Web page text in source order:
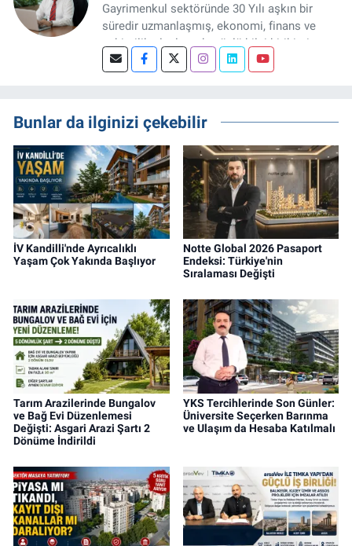
Gayrimenkul sektöründe 30 Yılı aşkın bir
süredir uzmanlaşmış, ekonomi, finans ve
şehircilik alanlarında güçlü bilgi birikimine
sahip, dijital medya odaklı deneyimli bir
projeleri üzerine haber, analiz ve özel
dosyalar hazırlama konusunda yetkinim.
Bunlar da ilginizi çekebilir
İV Kandilli'nde Ayrıcalıklı
Yaşam Çok Yakında Başlıyor
Notte Global 2026 Pasaport
Endeksi: Türkiye'nin
Sıralaması Değişti
Tarım Arazilerinde Bungalov
ve Bağ Evi Düzenlemesi
Değişti: Asgari Arazi Şartı 2
Dönüme İndirildi
YKS Tercihlerinde Son Günler:
Üniversite Seçerken Barınma
ve Ulaşım da Hesaba Katılmalı